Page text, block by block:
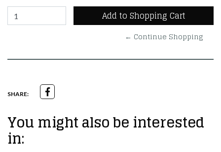
← Continue Shopping
SHARE:
You might also be interested
in: